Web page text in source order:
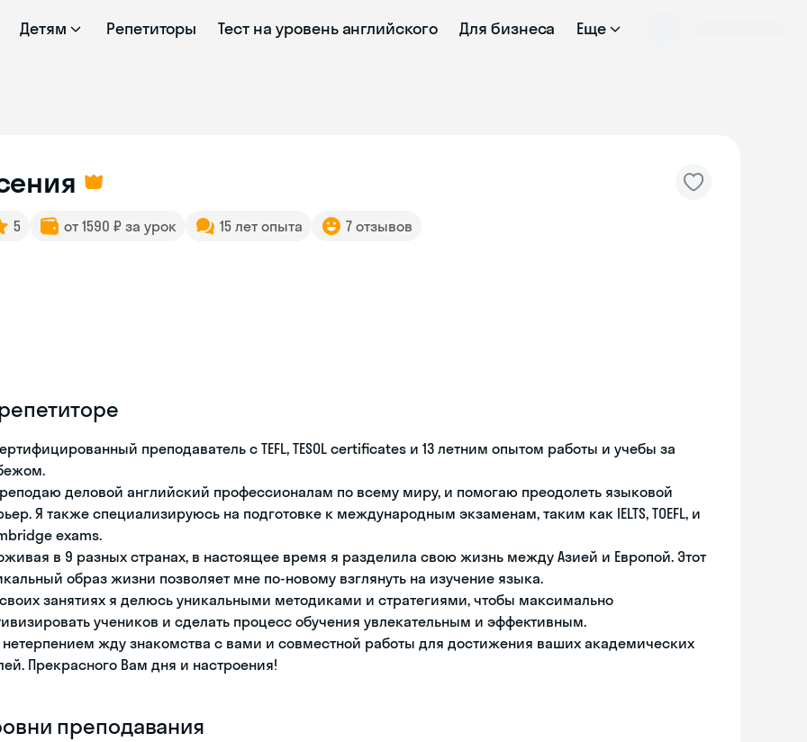
Детям Репетиторы Тест на уровень английского Для бизнеса Еще
5 от 1590 ₽ за урок 15 лет опыта 7 отзывов
преподаватель с TEFL, TESOL certificates и 13 летним опытом работы и учебы за
деловой английский профессионалам по всему миру, и помогаю преодолеть языковой
Я также специализируюсь на подготовке к международным экзаменам, таким как IELTS, TOEFL, и
exams.
в 9 разных странах, в настоящее время я разделила свою жизнь между Азией и Европой. Этот
образ жизни позволяет мне по-новому взглянуть на изучение языка.
занятиях я делюсь уникальными методиками и стратегиями, чтобы максимально
учеников и сделать процесс обучения увлекательным и эффективным.
нетерпением жду знакомства с вами и совместной работы для достижения ваших академических
Прекрасного Вам дня и настроения!
преподавания